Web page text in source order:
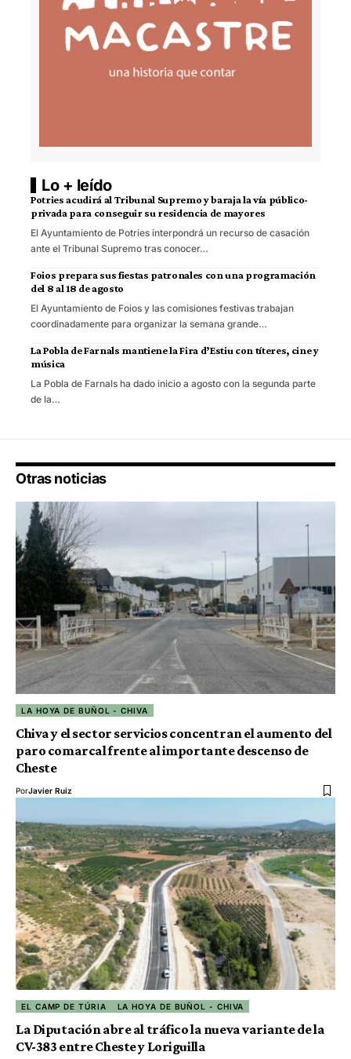
Lo + leído
Potries acudirá al Tribunal Supremo y baraja la vía público-
privada para conseguir su residencia de mayores
El Ayuntamiento de Potries interpondrá un recurso de casación
ante el Tribunal Supremo tras conocer…
Foios prepara sus fiestas patronales con una programación
del 8 al 18 de agosto
El Ayuntamiento de Foios y las comisiones festivas trabajan
coordinadamente para organizar la semana grande…
La Pobla de Farnals mantiene la Fira d’Estiu con títeres, cine y
música
La Pobla de Farnals ha dado inicio a agosto con la segunda parte
de la…
Otras noticias
LA HOYA DE BUÑOL - CHIVA
Chiva y el sector servicios concentran el aumento del
paro comarcal frente al importante descenso de
Cheste
PorJavier Ruiz
EL CAMP DE TÚRIA LA HOYA DE BUÑOL - CHIVA
La Diputación abre al tráfico la nueva variante de la
CV-383 entre Cheste y Loriguilla